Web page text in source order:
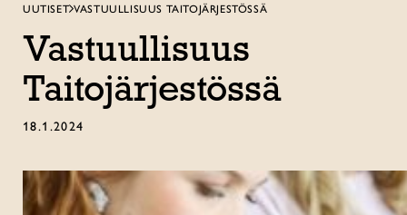
UUTISET VASTUULLISUUS TAITOJÄRJESTÖSSÄ
Vastuullisuus
Taitojärjestössä
18.1.2024